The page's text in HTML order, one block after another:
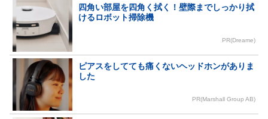
四角い部屋を四角く拭く！壁際までしっかり拭
けるロボット掃除機
PR(Dreame)
ピアスをしてても痛くないヘッドホンがありま
した
PR(Marshall Group AB)